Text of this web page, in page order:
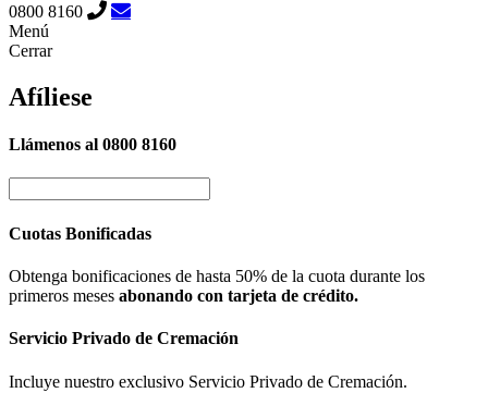
0800 8160
Menú
Cerrar
Afíliese
Llámenos al 0800 8160
Cuotas Bonificadas
Obtenga bonificaciones de hasta 50% de la cuota durante los
primeros meses abonando con tarjeta de crédito.
Servicio Privado de Cremación
Incluye nuestro exclusivo Servicio Privado de Cremación.